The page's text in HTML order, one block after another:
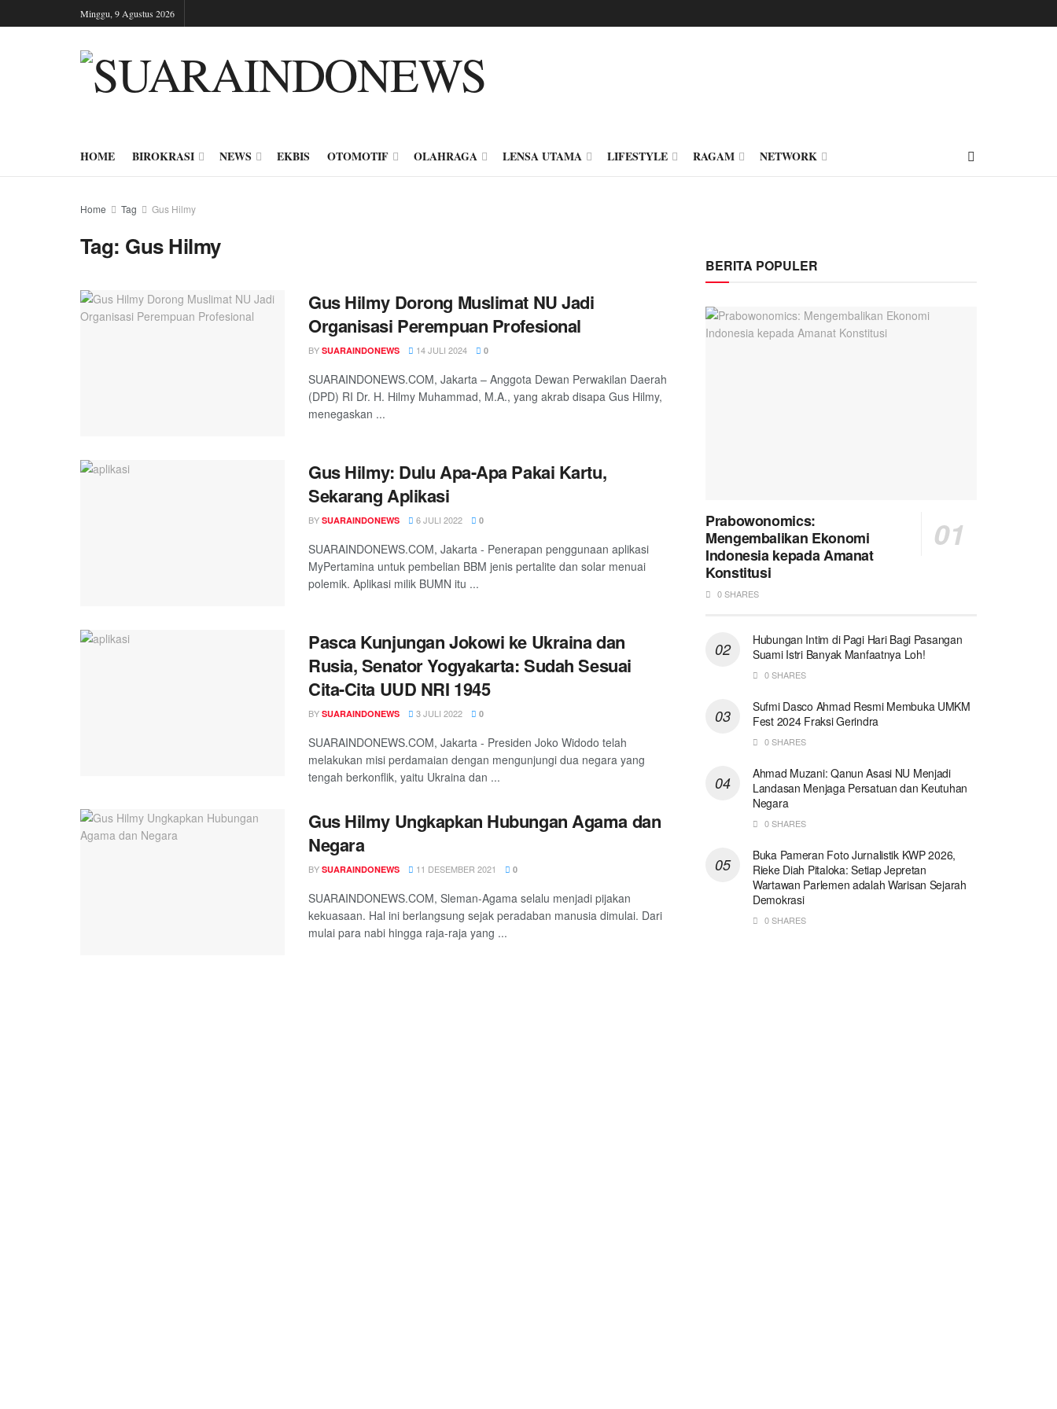
Minggu, 9 Agustus 2026
HOME BIROKRASI NEWS EKBIS OTOMOTIF OLAHRAGA LENSA UTAMA LIFESTYLE RAGAM NETWORK
Home Tag Gus Hilmy
Tag: Gus Hilmy
Gus Hilmy Dorong Muslimat NU Jadi
Organisasi Perempuan Profesional
BY SUARAINDONEWS 14 JULI 2024 0
SUARAINDONEWS.COM, Jakarta – Anggota Dewan Perwakilan Daerah
(DPD) RI Dr. H. Hilmy Muhammad, M.A., yang akrab disapa Gus Hilmy,
menegaskan ...
Gus Hilmy: Dulu Apa-Apa Pakai Kartu,
Sekarang Aplikasi
BY SUARAINDONEWS 6 JULI 2022 0
SUARAINDONEWS.COM, Jakarta - Penerapan penggunaan aplikasi
MyPertamina untuk pembelian BBM jenis pertalite dan solar menuai
polemik. Aplikasi milik BUMN itu ...
Pasca Kunjungan Jokowi ke Ukraina dan
Rusia, Senator Yogyakarta: Sudah Sesuai
Cita-Cita UUD NRI 1945
BY SUARAINDONEWS 3 JULI 2022 0
SUARAINDONEWS.COM, Jakarta - Presiden Joko Widodo telah
melakukan misi perdamaian dengan mengunjungi dua negara yang
tengah berkonflik, yaitu Ukraina dan ...
Gus Hilmy Ungkapkan Hubungan Agama dan
Negara
BY SUARAINDONEWS 11 DESEMBER 2021 0
SUARAINDONEWS.COM, Sleman-Agama selalu menjadi pijakan
kekuasaan. Hal ini berlangsung sejak peradaban manusia dimulai. Dari
mulai para nabi hingga raja-raja yang ...
BERITA POPULER
Prabowonomics:
Mengembalikan Ekonomi
Indonesia kepada Amanat
Konstitusi
0 SHARES
Hubungan Intim di Pagi Hari Bagi Pasangan
Suami Istri Banyak Manfaatnya Loh!
0 SHARES
Sufmi Dasco Ahmad Resmi Membuka UMKM
Fest 2024 Fraksi Gerindra
0 SHARES
Ahmad Muzani: Qanun Asasi NU Menjadi
Landasan Menjaga Persatuan dan Keutuhan
Negara
0 SHARES
Buka Pameran Foto Jurnalistik KWP 2026,
Rieke Diah Pitaloka: Setiap Jepretan
Wartawan Parlemen adalah Warisan Sejarah
Demokrasi
0 SHARES